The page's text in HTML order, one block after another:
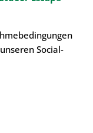
Social-